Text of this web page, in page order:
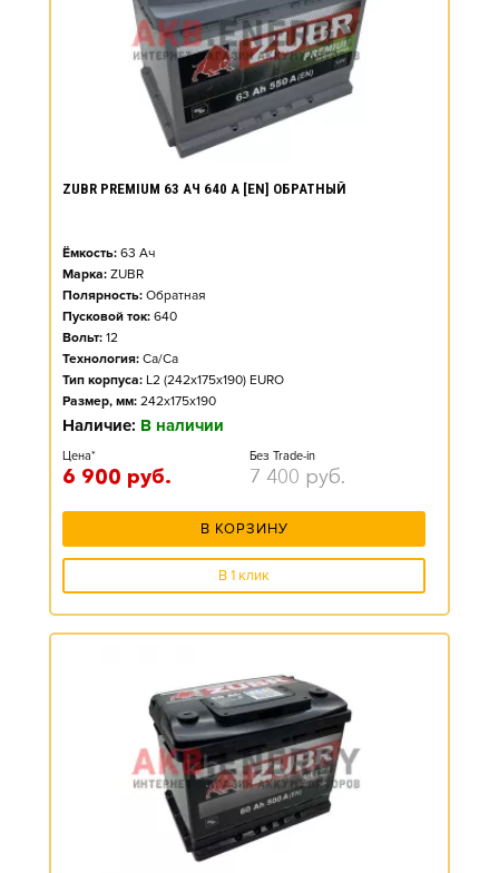
ZUBR PREMIUM 63 АЧ 640 А [EN] ОБРАТНЫЙ
Ёмкость: 63 Ач
Марка: ZUBR
Полярность: Обратная
Пусковой ток: 640
Вольт: 12
Технология: Ca/Ca
Тип корпуса: L2 (242x175x190) EURO
Размер, мм: 242x175x190
Наличие: В наличии
Цена*
6 900 руб.
Без Trade-in
7 400 руб.
В КОРЗИНУ
В 1 клик